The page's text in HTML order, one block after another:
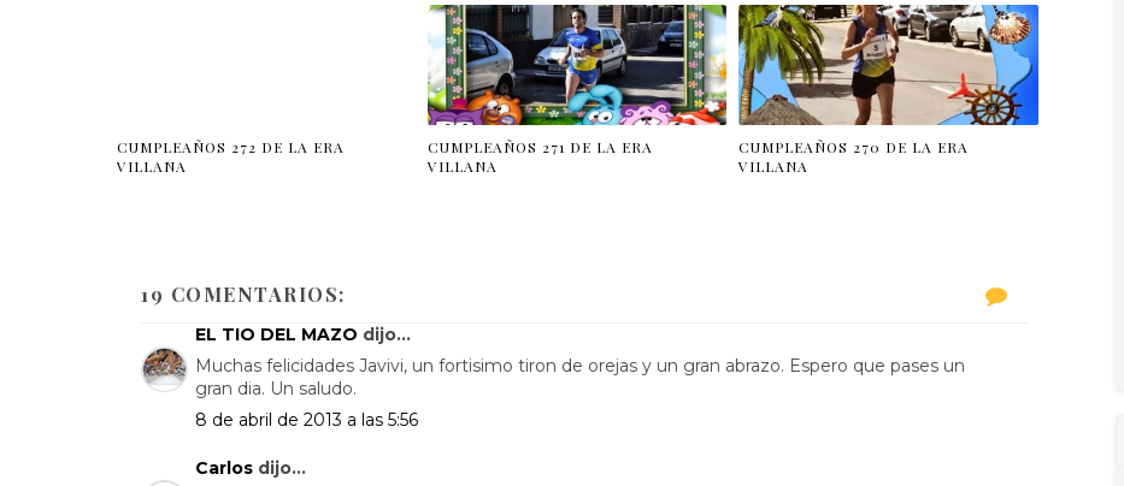
CUMPLEAÑOS 272 DE LA ERA
VILLANA
CUMPLEAÑOS 271 DE LA ERA
VILLANA
CUMPLEAÑOS 270 DE LA ERA
VILLANA
19 COMENTARIOS:
EL TIO DEL MAZO dijo...
Muchas felicidades Javivi, un fortisimo tiron de orejas y un gran abrazo. Espero que pases un
gran dia. Un saludo.
8 de abril de 2013 a las 5:56
Carlos dijo...